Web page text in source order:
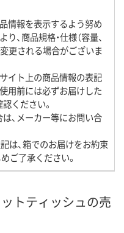
情報を表示するよう努め
、商品規格・仕様（容量、
変更される場合がございま
イト上の商品情報の表記
用前には必ずお届けした
ください。
、メーカー等にお問い合
は、箱でのお届けをお約束
ご了承ください。
トティッシュの売